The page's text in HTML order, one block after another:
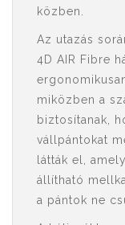
közben.
Az utazás
4D AIR Fibre
miközben a
biztosítanak,
vállpántokat
látták el,
állítható
a pántok ne